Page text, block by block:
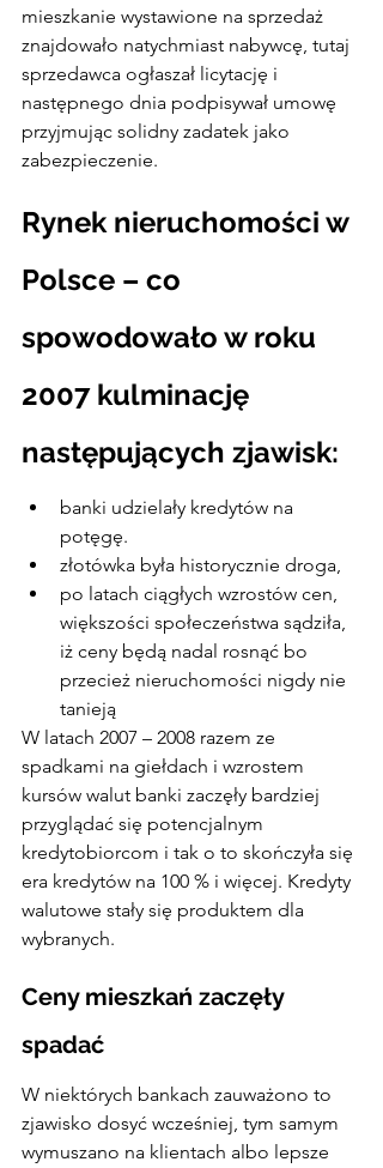
mieszkanie wystawione na sprzedaż
znajdowało natychmiast nabywcę, tutaj
sprzedawca ogłaszał licytację i
następnego dnia podpisywał umowę
przyjmując solidny zadatek jako
zabezpieczenie.
Rynek nieruchomości w
Polsce – co
spowodowało w roku
2007 kulminację
następujących zjawisk:
banki udzielały kredytów na
potęgę.
złotówka była historycznie droga,
po latach ciągłych wzrostów cen,
większości społeczeństwa sądziła,
iż ceny będą nadal rosnąć bo
przecież nieruchomości nigdy nie
tanieją
W latach 2007 – 2008 razem ze
spadkami na giełdach i wzrostem
kursów walut banki zaczęły bardziej
przyglądać się potencjalnym
kredytobiorcom i tak o to skończyła się
era kredytów na 100 % i więcej. Kredyty
walutowe stały się produktem dla
wybranych.
Ceny mieszkań zaczęły
spadać
W niektórych bankach zauważono to
zjawisko dosyć wcześniej, tym samym
wymuszano na klientach albo lepsze